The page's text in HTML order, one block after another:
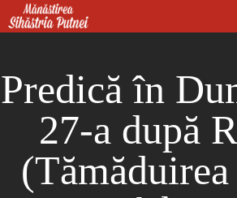
Mergi la conţinutul principal
Predică în
27-a după